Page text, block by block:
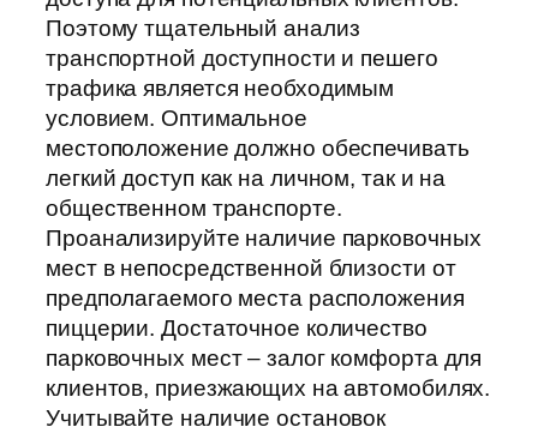
Поэтому тщательный анализ
транспортной доступности и пешего
трафика является необходимым
условием. Оптимальное
местоположение должно обеспечивать
легкий доступ как на личном, так и на
общественном транспорте.
Проанализируйте наличие парковочных
мест в непосредственной близости от
предполагаемого места расположения
пиццерии. Достаточное количество
парковочных мест – залог комфорта для
клиентов, приезжающих на автомобилях.
Учитывайте наличие остановок